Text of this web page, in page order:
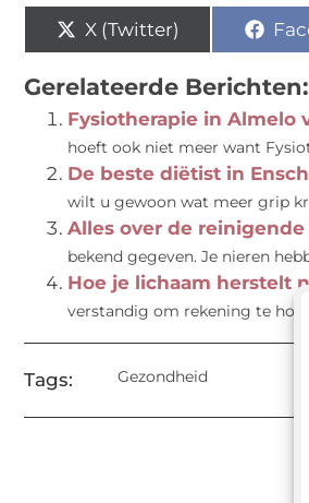
X (Twitter)
Gerelateerde Berichten:
Fysiotherapie in Almelo
hoeft ook niet meer want
De beste diëtist in
wilt u gewoon wat meer grip
Alles over de
bekend gegeven. Je nieren
Hoe je lichaam herstelt
verstandig om rekening te
Tags: Gezondheid